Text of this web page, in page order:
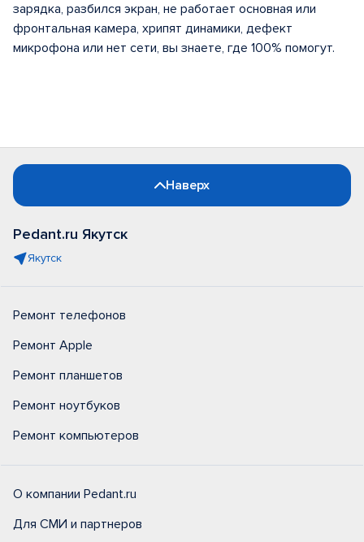
зарядка, разбился экран, не работает основная или
фронтальная камера, хрипят динамики, дефект
микрофона или нет сети, вы знаете, где 100% помогут.
Наверх
Pedant.ru Якутск
Якутск
Ремонт телефонов
Ремонт Apple
Ремонт планшетов
Ремонт ноутбуков
Ремонт компьютеров
О компании Pedant.ru
Для СМИ и партнеров